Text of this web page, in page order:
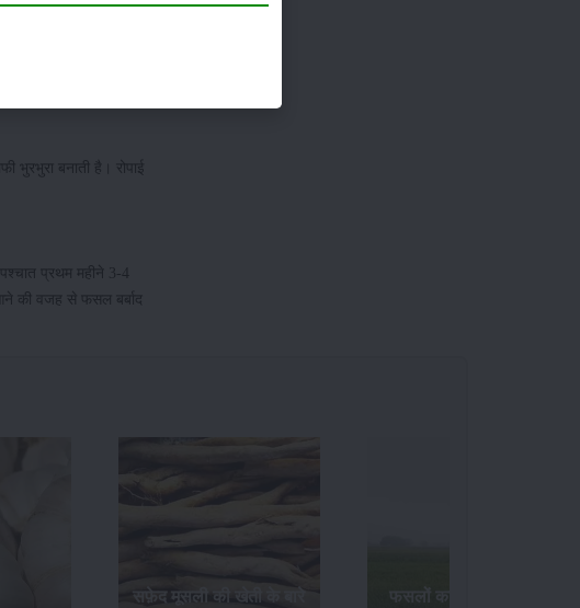
भुरभुरा बनाती है। रोपाई
प्रथम महीने 3-4
की वजह से फसल बर्बाद
सफ़ेद मूसली की खेती के बारे
फसलों का अधिक उत्पादन